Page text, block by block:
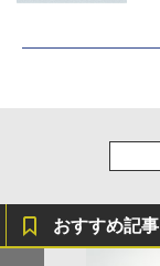
おすすめ記事